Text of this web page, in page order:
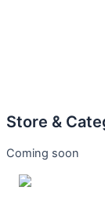
Store &
Coming soon